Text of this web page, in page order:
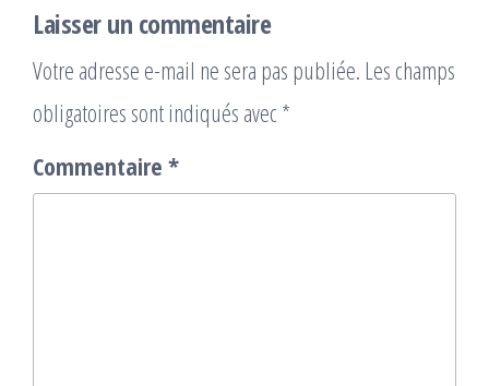
Laisser un commentaire
Votre adresse e-mail ne sera pas publiée. Les champs
obligatoires sont indiqués avec *
Commentaire *